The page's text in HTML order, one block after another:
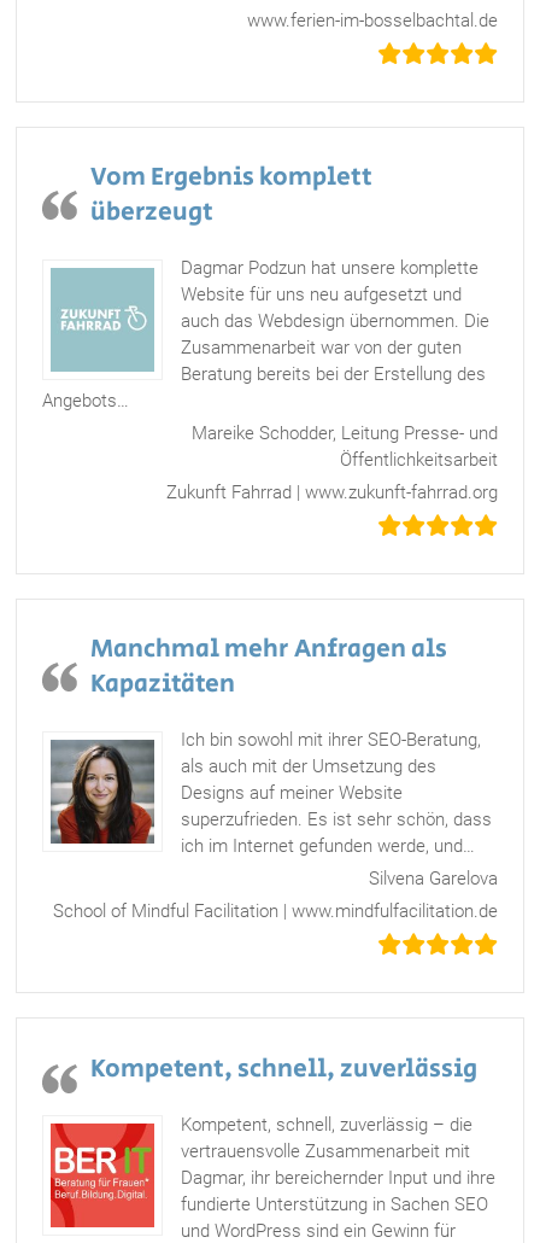
www.ferien-im-bosselbachtal.de
Vom Ergebnis komplett
überzeugt
Dagmar Podzun hat unsere komplette
Website für uns neu aufgesetzt und
auch das Webdesign übernommen. Die
Zusammenarbeit war von der guten
Beratung bereits bei der Erstellung des
Angebots…
„Vom Ergebnis komplett überzeugt“Mareike Schodder, Leitung Presse- und
Öffentlichkeitsarbeit
Zukunft Fahrrad | www.zukunft-fahrrad.org
Manchmal mehr Anfragen als
Kapazitäten
Ich bin sowohl mit ihrer SEO-Beratung,
als auch mit der Umsetzung des
Designs auf meiner Website
superzufrieden. Es ist sehr schön, dass
ich im Internet gefunden werde, und…
„Manchmal mehr Anfragen als Kapazitäten“Silvena Garelova
School of Mindful Facilitation | www.mindfulfacilitation.de
Kompetent, schnell, zuverlässig
Kompetent, schnell, zuverlässig – die
vertrauensvolle Zusammenarbeit mit
Dagmar, ihr bereichernder Input und ihre
fundierte Unterstützung in Sachen SEO
und WordPress sind ein Gewinn für